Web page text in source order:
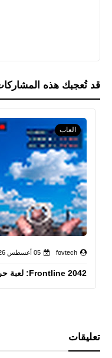
قد تُعجبك هذه
العاب
fovtech 05 أغسطس 2026
Frontline 2042: لعبة حرب FPS
تعليقات